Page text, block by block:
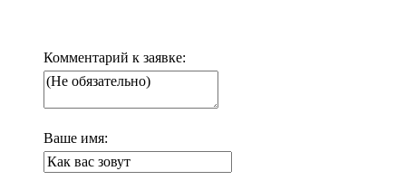
Комментарий к заявке:
Ваше имя: